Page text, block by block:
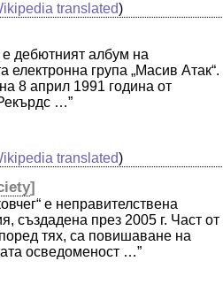
translated)
е дебютният албум на
електронна група „Масив Атак“.
8 април 1991 година от
…”
translated)
]
е неправителствена
създадена през 2005 г. Част от
тях, са повишаване на
осведоменост …”